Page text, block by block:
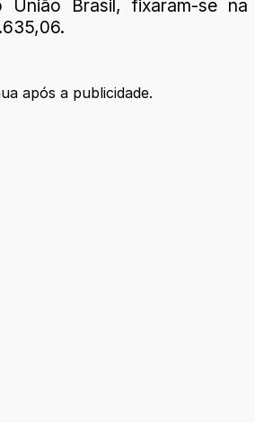
União Brasil, fixaram-se na
após a publicidade.